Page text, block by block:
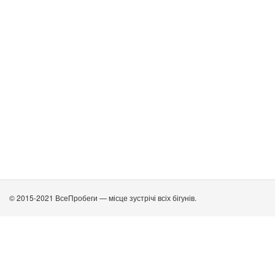
© 2015-2021 ВсеПробеги — місце зустрічі всіх бігунів.